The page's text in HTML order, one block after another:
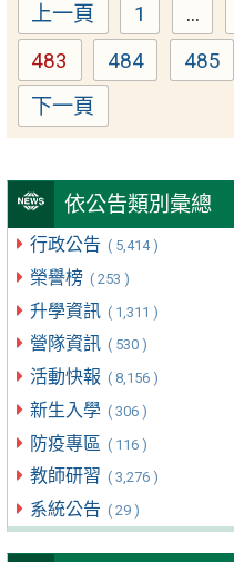
依公告類別彙總
行政公告 ( 5,414 )
榮譽榜 ( 253 )
升學資訊 ( 1,311 )
營隊資訊 ( 530 )
活動快報 ( 8,156 )
新生入學 ( 306 )
防疫專區 ( 116 )
教師研習 ( 3,276 )
系統公告 ( 29 )
上一頁 Page
1 ...
Page
483 Page
484 Page
485
下一頁